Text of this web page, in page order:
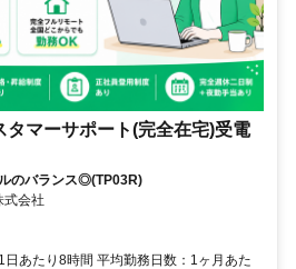
タマーサポート(完全在宅)受電
のバランス◎(TP03R)
式会社
あたり8時間 平均勤務日数：1ヶ月あた